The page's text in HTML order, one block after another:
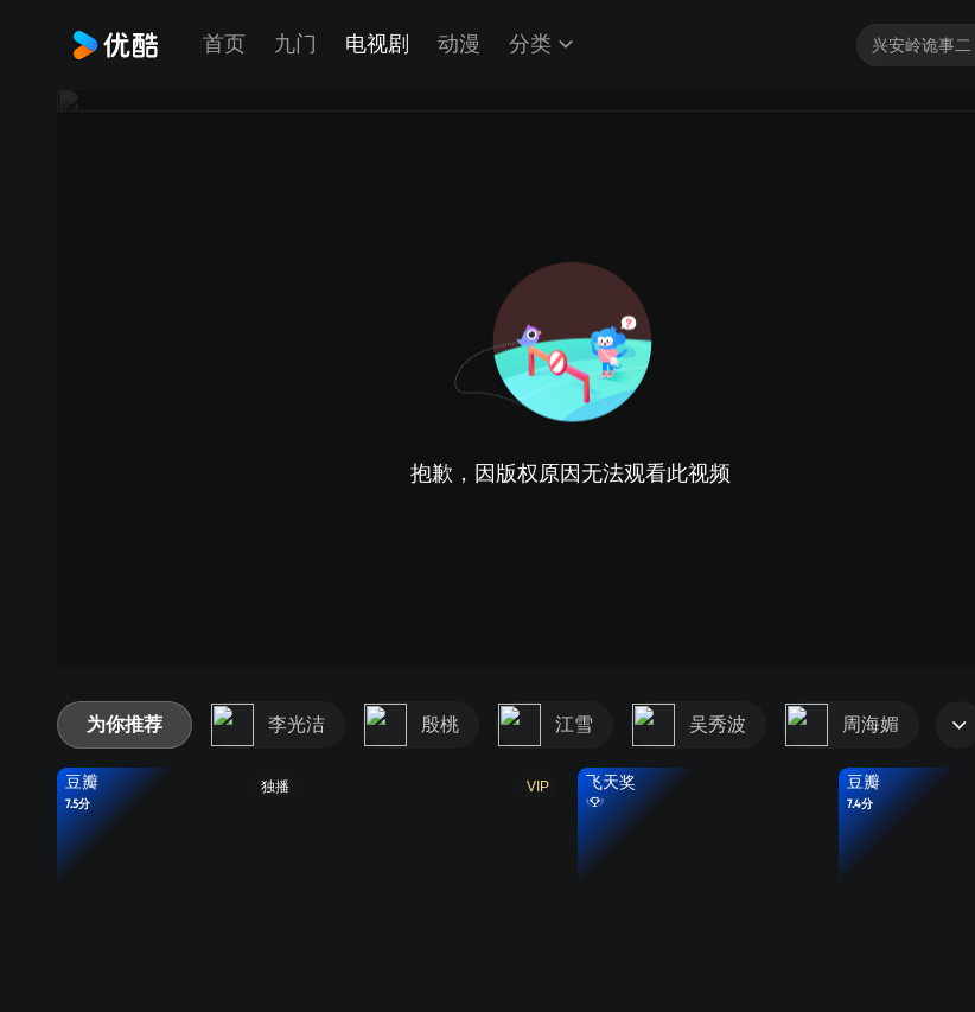
首页 九门 电视剧 动漫 分类
抱歉，因版权原因无法观看此视频
为你推荐 李光洁 殷桃 江雪 吴秀波 周海媚
独播
豆瓣
7.5分
VIP 飞天奖 豆瓣
7.4分